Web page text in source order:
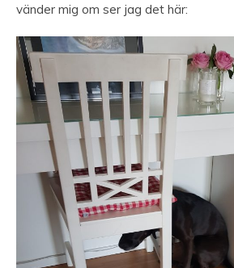
vänder mig om ser jag det här: